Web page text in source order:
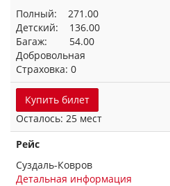
Полный: 271.00
Детский: 136.00
Багаж: 54.00
Добровольная
Страховка: 0
Купить билет
Осталось: 25 мест
Рейс
Суздаль-Ковров
Детальная информация